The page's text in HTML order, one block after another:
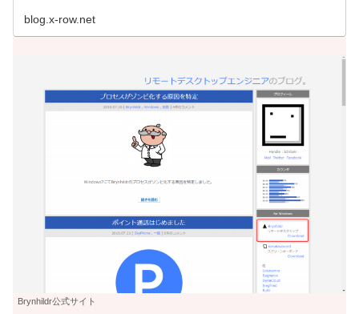
blog.x-row.net
Brynhildr公式サイト